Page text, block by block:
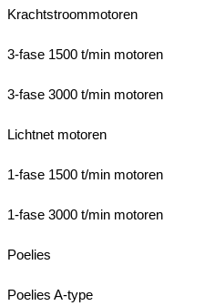
Krachtstroommotoren
3-fase 1500 t/min motoren
3-fase 3000 t/min motoren
Lichtnet motoren
1-fase 1500 t/min motoren
1-fase 3000 t/min motoren
Poelies
Poelies A-type